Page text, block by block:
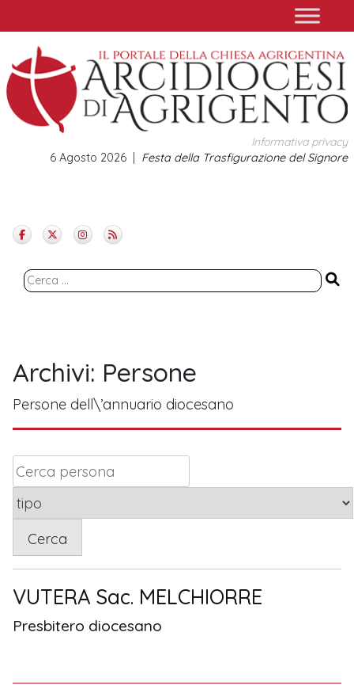
to
content
Informativa privacy
Festa della Trasfigurazione del Signore
6 Agosto 2026
Ricerca
Archivi: Persone
Persone dell\’annuario diocesano
Cerca
VUTERA Sac. MELCHIORRE
Presbitero diocesano